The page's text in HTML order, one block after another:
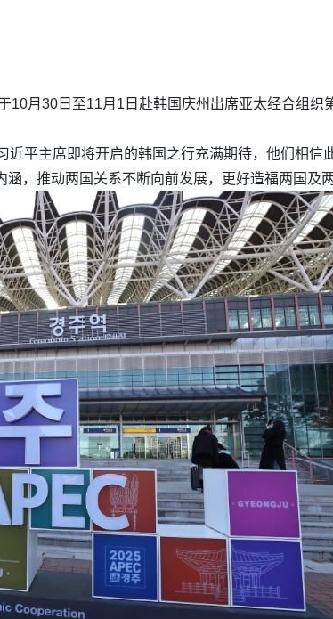
月30日至11月1日赴韩国庆州出席亚太经合组织
平主席即将开启的韩国之行充满期待，他们相信
，推动两国关系不断向前发展，更好造福两国及两